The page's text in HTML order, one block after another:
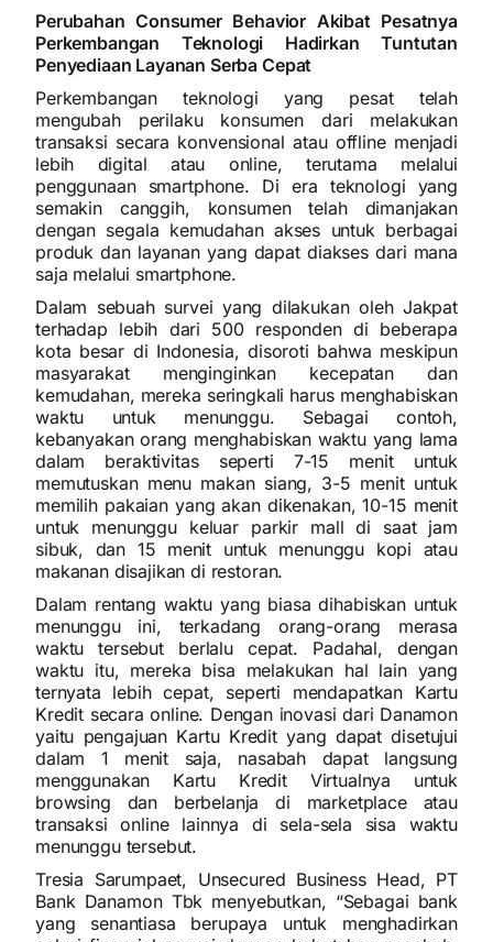
Perubahan Consumer Behavior Akibat Pesatnya
Perkembangan Teknologi Hadirkan Tuntutan
Penyediaan Layanan Serba Cepat
Perkembangan teknologi yang pesat telah
mengubah perilaku konsumen dari melakukan
transaksi secara konvensional atau offline menjadi
lebih digital atau online, terutama melalui
penggunaan smartphone. Di era teknologi yang
semakin canggih, konsumen telah dimanjakan
dengan segala kemudahan akses untuk berbagai
produk dan layanan yang dapat diakses dari mana
saja melalui smartphone.
Dalam sebuah survei yang dilakukan oleh Jakpat
terhadap lebih dari 500 responden di beberapa
kota besar di Indonesia, disoroti bahwa meskipun
masyarakat menginginkan kecepatan dan
kemudahan, mereka seringkali harus menghabiskan
waktu untuk menunggu. Sebagai contoh,
kebanyakan orang menghabiskan waktu yang lama
dalam beraktivitas seperti 7-15 menit untuk
memutuskan menu makan siang, 3-5 menit untuk
memilih pakaian yang akan dikenakan, 10-15 menit
untuk menunggu keluar parkir mall di saat jam
sibuk, dan 15 menit untuk menunggu kopi atau
makanan disajikan di restoran.
Dalam rentang waktu yang biasa dihabiskan untuk
menunggu ini, terkadang orang-orang merasa
waktu tersebut berlalu cepat. Padahal, dengan
waktu itu, mereka bisa melakukan hal lain yang
ternyata lebih cepat, seperti mendapatkan Kartu
Kredit secara online. Dengan inovasi dari Danamon
yaitu pengajuan Kartu Kredit yang dapat disetujui
dalam 1 menit saja, nasabah dapat langsung
menggunakan Kartu Kredit Virtualnya untuk
browsing dan berbelanja di marketplace atau
transaksi online lainnya di sela-sela sisa waktu
menunggu tersebut.
Tresia Sarumpaet, Unsecured Business Head, PT
Bank Danamon Tbk menyebutkan, “Sebagai bank
yang senantiasa berupaya untuk menghadirkan